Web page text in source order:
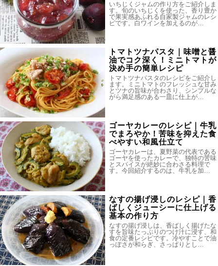
いちじくジャムの作り方をご紹介しま
す。旬のいちじくを使った、香り豊か
で果実感あふれる自家製ジャムのレシ
ピです。白ワインを加えるのが…
トマトツナパスタ｜味噌と醤
油でコク深く！ミニトマトが
決め手の簡単レシピ
トマトツナパスタのレシピをご紹介し
ます。ミニトマトのフレッシュな甘み
とツナの旨味が合わさり、シンプルな
がら満足感のある一皿に仕上が…
ゴーヤカレーのレシピ｜牛乳
でまろやか！苦味を抑えた食
べやすい和風仕立て
ゴーヤカレーは、夏野菜の代表である
ゴーヤを使ったカレーで、独特の苦味
とスパイスが絶妙に合わさる料理で
す。今回紹介するのは、牛乳を加…
なすの揚げ浸しのレシピ｜香
ばしくジューシーに仕上げる
基本の作り方
なすの揚げ浸しは、香ばしく揚げたな
すを旨味たっぷりのつけ汁に浸す、和
食の定番レシピです。冷やすことで油
っぽさが和らぎ、さっぱりとし…